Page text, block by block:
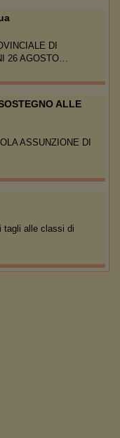
DI
26 AGOSTO…
ALLE
ASSUNZIONE DI
tagli alle classi di